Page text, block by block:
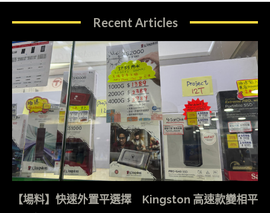
Recent Articles
【場料】快速外置平選擇 Kingston 高速款變相平